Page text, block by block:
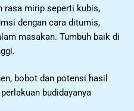
rasa mirip seperti kubis,
dengan cara ditumis,
masakan. Tumbuh baik di
bobot dan potensi hasil
budidayanya